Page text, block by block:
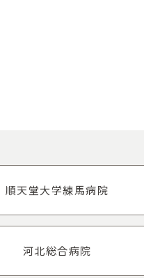
順天堂大学練馬病院
河北総合病院